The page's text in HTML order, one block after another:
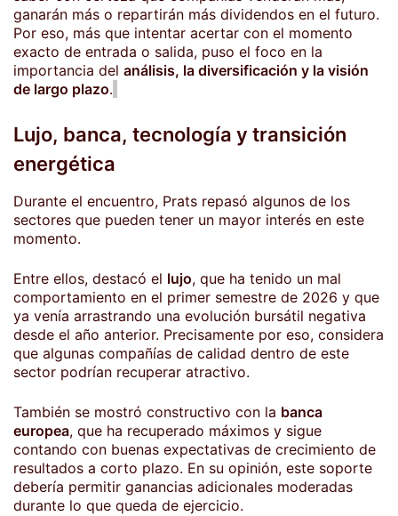
ganarán más o repartirán más dividendos en el futuro.
Por eso, más que intentar acertar con el momento
exacto de entrada o salida, puso el foco en la
importancia del análisis, la diversificación y la visión
de largo plazo.
Lujo, banca, tecnología y transición
energética
Durante el encuentro, Prats repasó algunos de los
sectores que pueden tener un mayor interés en este
momento.
Entre ellos, destacó el lujo, que ha tenido un mal
comportamiento en el primer semestre de 2026 y que
ya venía arrastrando una evolución bursátil negativa
desde el año anterior. Precisamente por eso, considera
que algunas compañías de calidad dentro de este
sector podrían recuperar atractivo.
También se mostró constructivo con la banca
europea, que ha recuperado máximos y sigue
contando con buenas expectativas de crecimiento de
resultados a corto plazo. En su opinión, este soporte
debería permitir ganancias adicionales moderadas
durante lo que queda de ejercicio.